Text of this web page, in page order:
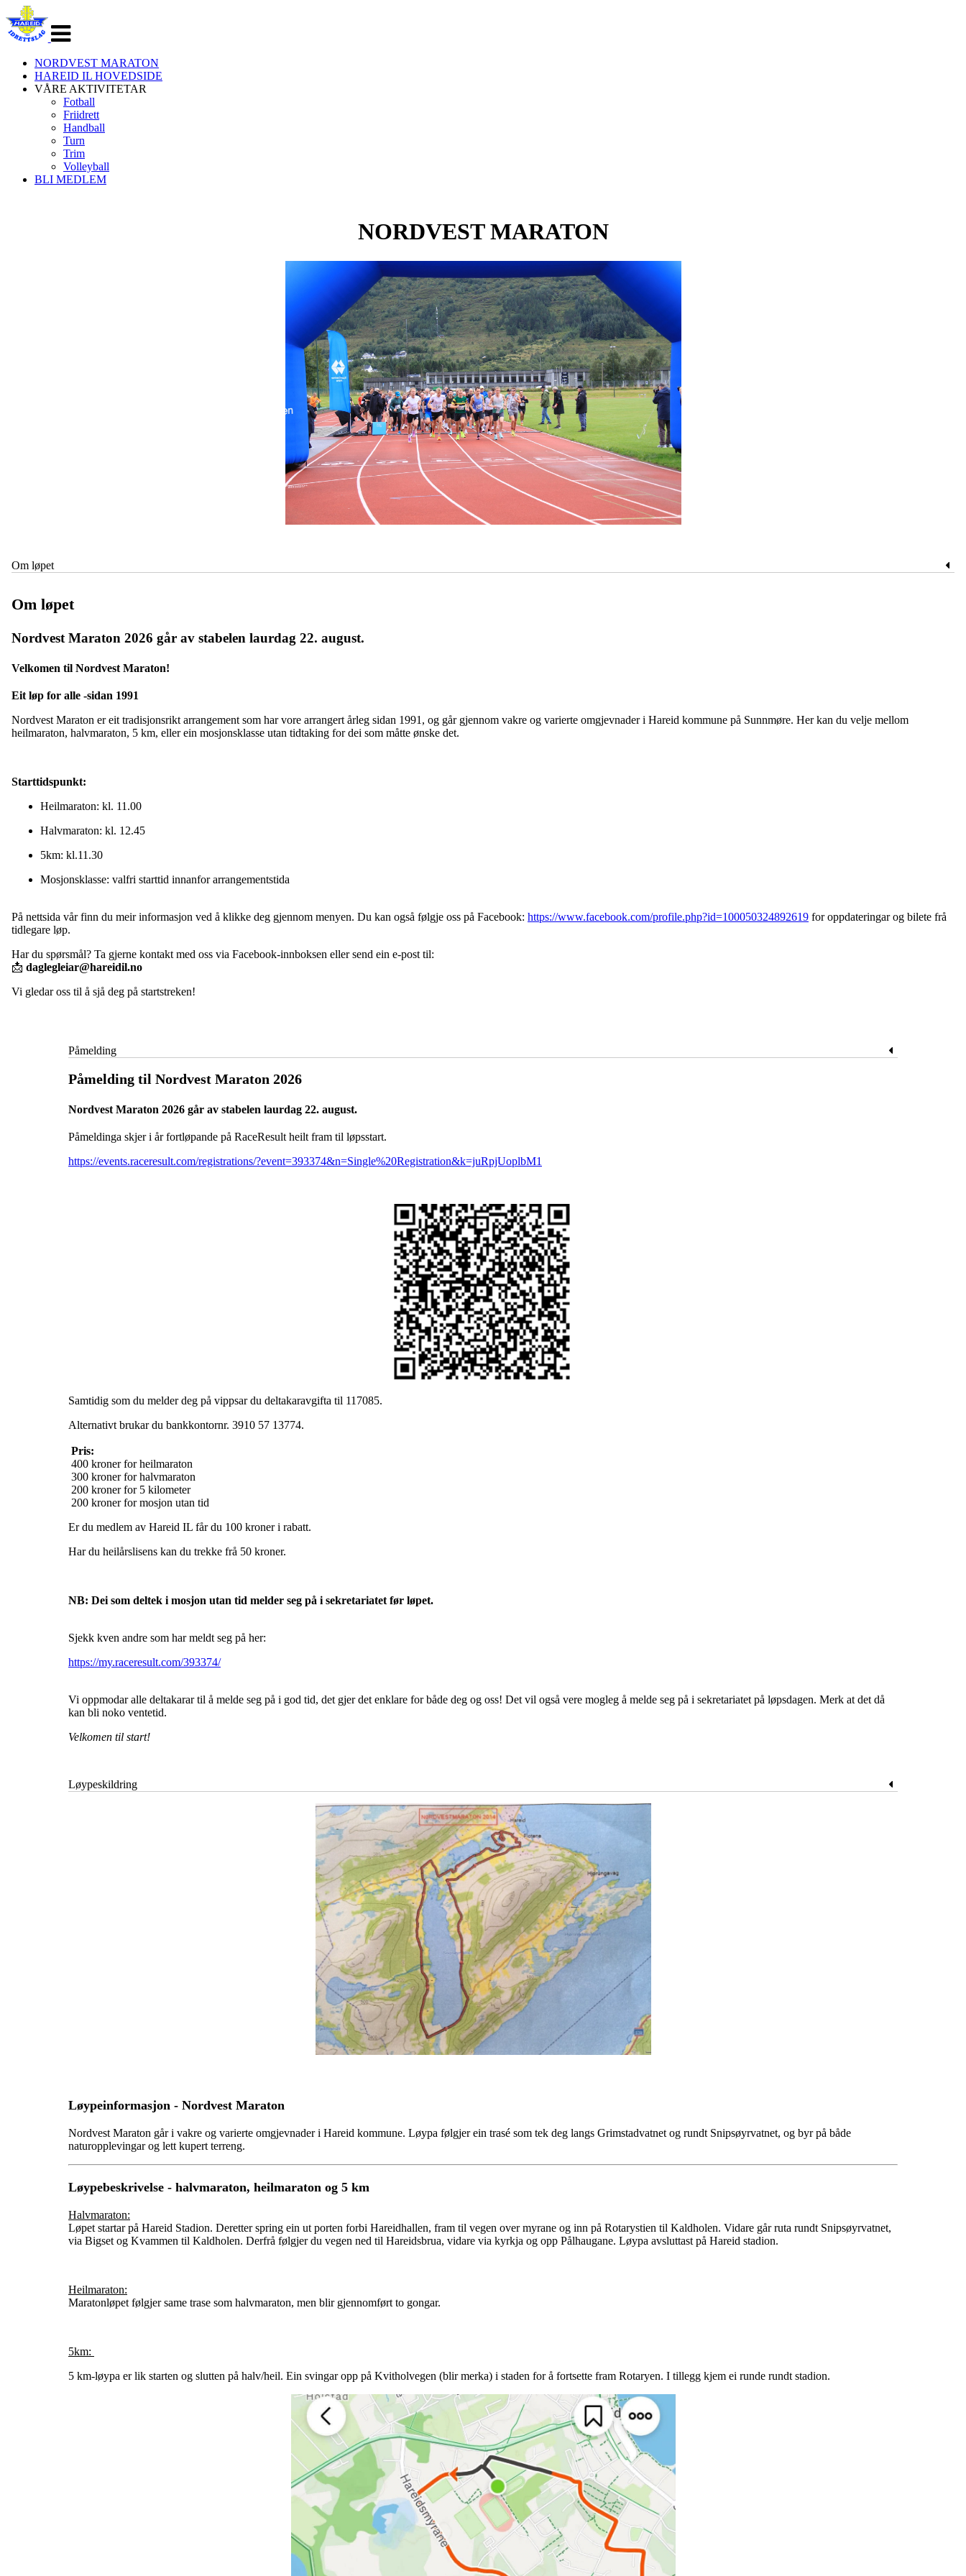
navigasjon
NORDVEST MARATON
HAREID IL HOVEDSIDE
VÅRE AKTIVITETAR
Fotball
Friidrett
Handball
Turn
Trim
Volleyball
BLI MEDLEM
NORDVEST MARATON
Om løpet
Om løpet
Nordvest Maraton 2026 går av stabelen laurdag 22. august.
Velkomen til Nordvest Maraton!
Eit løp for alle -sidan 1991
Nordvest Maraton er eit tradisjonsrikt arrangement som har vore arrangert årleg sidan 1991, og går gjennom vakre og varierte omgjevnader i Hareid kommune på Sunnmøre. Her kan du velje mellom
heilmaraton, halvmaraton, 5 km, eller ein mosjonsklasse utan tidtaking for dei som måtte ønske det.
Starttidspunkt:
Heilmaraton: kl. 11.00
Halvmaraton: kl. 12.45
5km: kl.11.30
Mosjonsklasse: valfri starttid innanfor arrangementstida
På nettsida vår finn du meir informasjon ved å klikke deg gjennom menyen. Du kan også følgje oss på Facebook: https://www.facebook.com/profile.php?id=100050324892619 for oppdateringar og bilete frå
tidlegare løp.
Har du spørsmål? Ta gjerne kontakt med oss via Facebook-innboksen eller send ein e-post til:
📩 daglegleiar@hareidil.no
Vi gledar oss til å sjå deg på startstreken!
Påmelding
Påmelding til Nordvest Maraton 2026
Nordvest Maraton 2026 går av stabelen laurdag 22. august.
Påmeldinga skjer i år fortløpande på RaceResult heilt fram til løpsstart.
https://events.raceresult.com/registrations/?event=393374&n=Single%20Registration&k=juRpjUoplbM1
Samtidig som du melder deg på vippsar du deltakaravgifta til 117085.
Alternativt brukar du bankkontornr. 3910 57 13774.
Pris:
400 kroner for heilmaraton
300 kroner for halvmaraton
200 kroner for 5 kilometer
200 kroner for mosjon utan tid
Er du medlem av Hareid IL får du 100 kroner i rabatt.
Har du heilårslisens kan du trekke frå 50 kroner.
NB: Dei som deltek i mosjon utan tid melder seg på i sekretariatet før løpet.
Sjekk kven andre som har meldt seg på her:
https://my.raceresult.com/393374/
Vi oppmodar alle deltakarar til å melde seg på i god tid, det gjer det enklare for både deg og oss! Det vil også vere mogleg å melde seg på i sekretariatet på løpsdagen. Merk at det då
kan bli noko ventetid.
Velkomen til start!
Løypeskildring
Løypeinformasjon - Nordvest Maraton
Nordvest Maraton går i vakre og varierte omgjevnader i Hareid kommune. Løypa følgjer ein trasé som tek deg langs Grimstadvatnet og rundt Snipsøyrvatnet, og byr på både
naturopplevingar og lett kupert terreng.
Løypebeskrivelse - halvmaraton, heilmaraton og 5 km
Halvmaraton:
Løpet startar på Hareid Stadion. Deretter spring ein ut porten forbi Hareidhallen, fram til vegen over myrane og inn på Rotarystien til Kaldholen. Vidare går ruta rundt Snipsøyrvatnet,
via Bigset og Kvammen til Kaldholen. Derfrå følgjer du vegen ned til Hareidsbrua, vidare via kyrkja og opp Pålhaugane. Løypa avsluttast på Hareid stadion.
Heilmaraton:
Maratonløpet følgjer same trase som halvmaraton, men blir gjennomført to gongar.
5km:
5 km-løypa er lik starten og slutten på halv/heil. Ein svingar opp på Kvitholvegen (blir merka) i staden for å fortsette fram Rotaryen. I tillegg kjem ei runde rundt stadion.